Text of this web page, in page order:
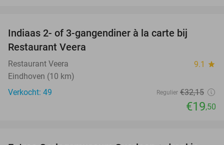
Indiaas 2- of 3-gangendiner à la carte bij
Restaurant Veera
Restaurant Veera 9.1 star
Eindhoven (10 km)
Verkocht: 49
Regulier €32,15
€19,50